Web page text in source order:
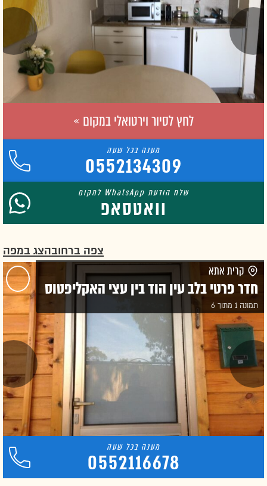
לחץ לסיור וירטואלי במקום »
0552134309
וואטסאפ
צפה ברחובהצג במפה
קרית אתא
חדר פרטי בלב עין הוד בין עצי האקליפטוס
תמונה 1 מתוך 6
0552116678